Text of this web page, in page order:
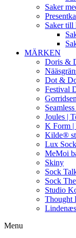
Saker
Saker till
MÄRKEN
Doris &
Dot &
Festival
Joules |
K Form |
Kilde®
Lux
MeMoi
Skiny
Sock
Sock
Studio
Thought
Lindenæs
Menu